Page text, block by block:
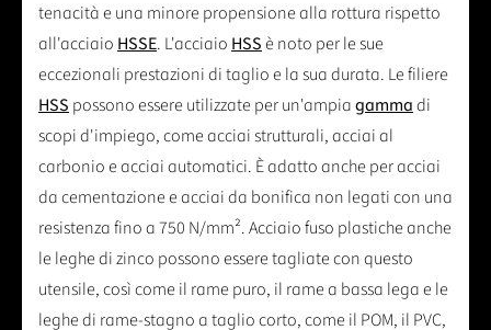
tenacità e una minore propensione alla rottura rispetto
all'acciaio HSSE. L'acciaio HSSè noto per le sue
eccezionali prestazioni di taglio e la sua durata. Le filiere
HSS possono essere utilizzate per un'ampiagammadi
scopi d'impiego, come acciai strutturali, acciai al
carbonio e acciai automatici. È adatto anche per acciai
da cementazione e acciai da bonifica non legati con una
resistenza fino a 750 N/mm². Acciaio fuso plastiche anche
le leghe di zinco possono essere tagliate con questo
utensile, così come il rame puro, il rame a bassa lega e le
leghe di rame-stagno a taglio corto, come il POM, il PVC,